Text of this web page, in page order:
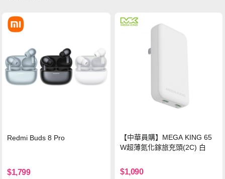
Redmi Buds 8 Pro
$1,799
【中華員購】MEGA KING 65
W超薄氮化鎵旅充頭(2C) 白
$1,090